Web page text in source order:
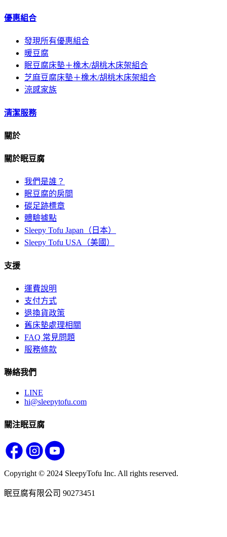
優惠組合
發現所有優惠組合
暖豆腐
眠豆腐床墊＋橡木/胡桃木床架組合
芝麻豆腐床墊＋橡木/胡桃木床架組合
涼感家族
清潔服務
關於
關於眠豆腐
我們是誰？
眠豆腐的房間
碳足跡標章
體驗據點
Sleepy Tofu Japan（日本）
Sleepy Tofu USA（美國）
支援
運費說明
支付方式
退換貨政策
舊床墊處理相關
FAQ 常見問題
服務條款
聯絡我們
LINE
hi@sleepytofu.com
關注眠豆腐
Copyright © 2024 SleepyTofu Inc. All rights reserved.
眠豆腐有限公司 90273451